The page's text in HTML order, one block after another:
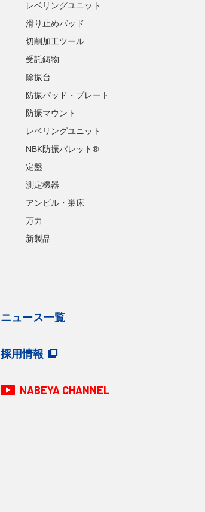
レベリングユニット
滑り止めパッド
切削加工ツール
受託鋳物
除振台
防振パッド・プレート
防振マウント
レベリングユニット
NBK防振パレット®
定盤
測定機器
アンビル・巣床
万力
新製品
ニュース一覧
採用情報
NABEYA CHANNEL